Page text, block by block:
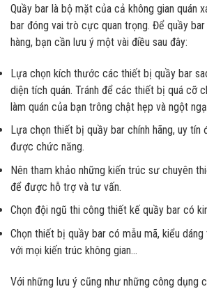
Quầy bar là bộ mặt của cả không gian quán
bar đóng vai trò cực quan trọng. Để quầy
hàng, bạn cần lưu ý một vài điều sau đây:
Lựa chọn kích thước các thiết bị quầy bar
diện tích quán. Tránh để các thiết bị quá cỡ
làm quán của bạn trông chật hẹp và ngột
Lựa chọn thiết bị quầy bar chính hãng, uy tín
được chức năng.
Nên tham khảo những kiến trúc sư chuyên
để được hỗ trợ và tư vấn.
Chọn đội ngũ thi công thiết kế quầy bar có
Chọn thiết bị quầy bar có mẫu mã, kiểu dáng
với mọi kiến trúc không gian…
Với những lưu ý cũng như những công dụng